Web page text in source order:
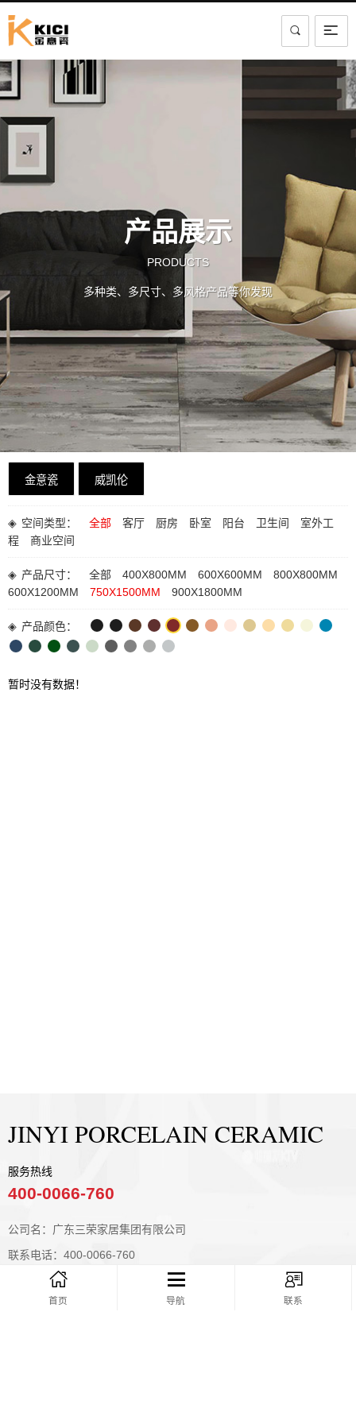
产品展示
PRODUCTS
多种类、多尺寸、多风格产品等你发现
金意瓷 威凯伦
◈ 空间类型： 全部 客厅 厨房 卧室 阳台 卫生间
室外工
程
商业空间
◈ 产品尺寸： 全部 400X800MM 600X600MM
800X800MM
600X1200MM
750X1500MM 900X1800MM
◈ 产品颜色：
暂时没有数据！
JINYI PORCELAIN CERAMIC
服务热线
400-0066-760
公司名：广东三荣家居集团有限公司
联系电话：400-0066-760
邮编：528000
首页 导航 联系